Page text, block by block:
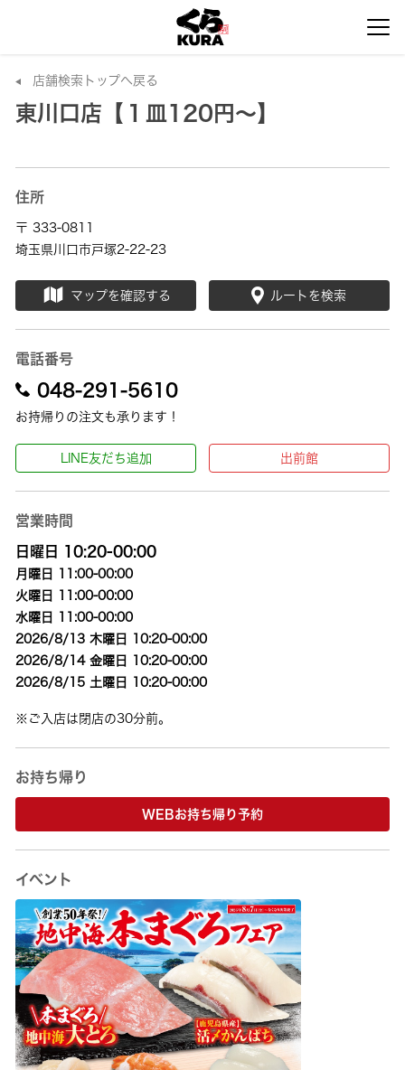
店舗検索トップへ戻る
東川口店【１皿120円～】
住所
〒 333-0811
埼玉県川口市戸塚2-22-23
マップを確認する ルートを検索
電話番号
048-291-5610
お持帰りの注文も承ります！
LINE友だち追加 出前館
営業時間
日曜日 10:20-00:00
月曜日 11:00-00:00
火曜日 11:00-00:00
水曜日 11:00-00:00
2026/8/13 木曜日 10:20-00:00
2026/8/14 金曜日 10:20-00:00
2026/8/15 土曜日 10:20-00:00
※ご入店は閉店の30分前。
お持ち帰り
WEBお持ち帰り予約
イベント